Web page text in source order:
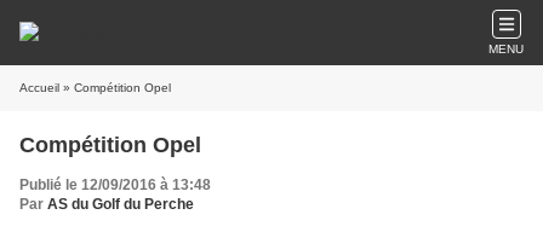
MENU
Accueil » Compétition Opel
Compétition Opel
Publié le 12/09/2016 à 13:48
Par AS du Golf du Perche